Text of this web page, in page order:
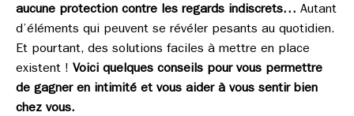
aucune protection contre les regards indiscrets… Autant
d’éléments qui peuvent se révéler pesants au quotidien.
Et pourtant, des solutions faciles à mettre en place
existent ! Voici quelques conseils pour vous permettre
de gagner en intimité et vous aider à vous sentir bien
chez vous.